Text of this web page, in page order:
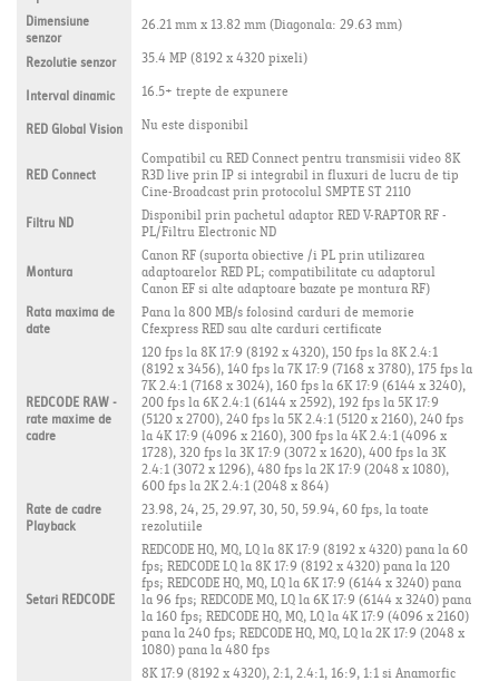
Dimensiune
senzor 26.21 mm x 13.82 mm (Diagonala: 29.63 mm)
Rezolutie senzor 35.4 MP (8192 x 4320 pixeli)
Interval dinamic 16.5+ trepte de expunere
RED Global Vision Nu este disponibil
RED Connect
Compatibil cu RED Connect pentru transmisii video 8K
R3D live prin IP si integrabil in fluxuri de lucru de tip
Cine-Broadcast prin protocolul SMPTE ST 2110
Filtru ND Disponibil prin pachetul adaptor RED V-RAPTOR RF -
PL/Filtru Electronic ND
Montura
Canon RF (suporta obiective /i PL prin utilizarea
adaptoarelor RED PL; compatibilitate cu adaptorul
Canon EF si alte adaptoare bazate pe montura RF)
Rata maxima de
date
Pana la 800 MB/s folosind carduri de memorie
Cfexpress RED sau alte carduri certificate
REDCODE RAW -
rate maxime de
cadre
120 fps la 8K 17:9 (8192 x 4320), 150 fps la 8K 2.4:1
(8192 x 3456), 140 fps la 7K 17:9 (7168 x 3780), 175 fps la
7K 2.4:1 (7168 x 3024), 160 fps la 6K 17:9 (6144 x 3240),
200 fps la 6K 2.4:1 (6144 x 2592), 192 fps la 5K 17:9
(5120 x 2700), 240 fps la 5K 2.4:1 (5120 x 2160), 240 fps
la 4K 17:9 (4096 x 2160), 300 fps la 4K 2.4:1 (4096 x
1728), 320 fps la 3K 17:9 (3072 x 1620), 400 fps la 3K
2.4:1 (3072 x 1296), 480 fps la 2K 17:9 (2048 x 1080),
600 fps la 2K 2.4:1 (2048 x 864)
Rate de cadre
Playback
23.98, 24, 25, 29.97, 30, 50, 59.94, 60 fps, la toate
rezolutiile
Setari REDCODE
REDCODE HQ, MQ, LQ la 8K 17:9 (8192 x 4320) pana la 60
fps; REDCODE LQ la 8K 17:9 (8192 x 4320) pana la 120
fps; REDCODE HQ, MQ, LQ la 6K 17:9 (6144 x 3240) pana
la 96 fps; REDCODE MQ, LQ la 6K 17:9 (6144 x 3240) pana
la 160 fps; REDCODE HQ, MQ, LQ la 4K 17:9 (4096 x 2160)
pana la 240 fps; REDCODE HQ, MQ, LQ la 2K 17:9 (2048 x
1080) pana la 480 fps
8K 17:9 (8192 x 4320), 2:1, 2.4:1, 16:9, 1:1 si Anamorfic